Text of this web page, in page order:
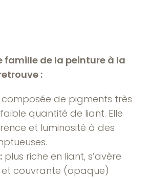
famille de la peinture à la
:
composée de pigments très
quantité de liant. Elle
et luminosité à des
plus riche en liant, s’avère
et couvrante (opaque)